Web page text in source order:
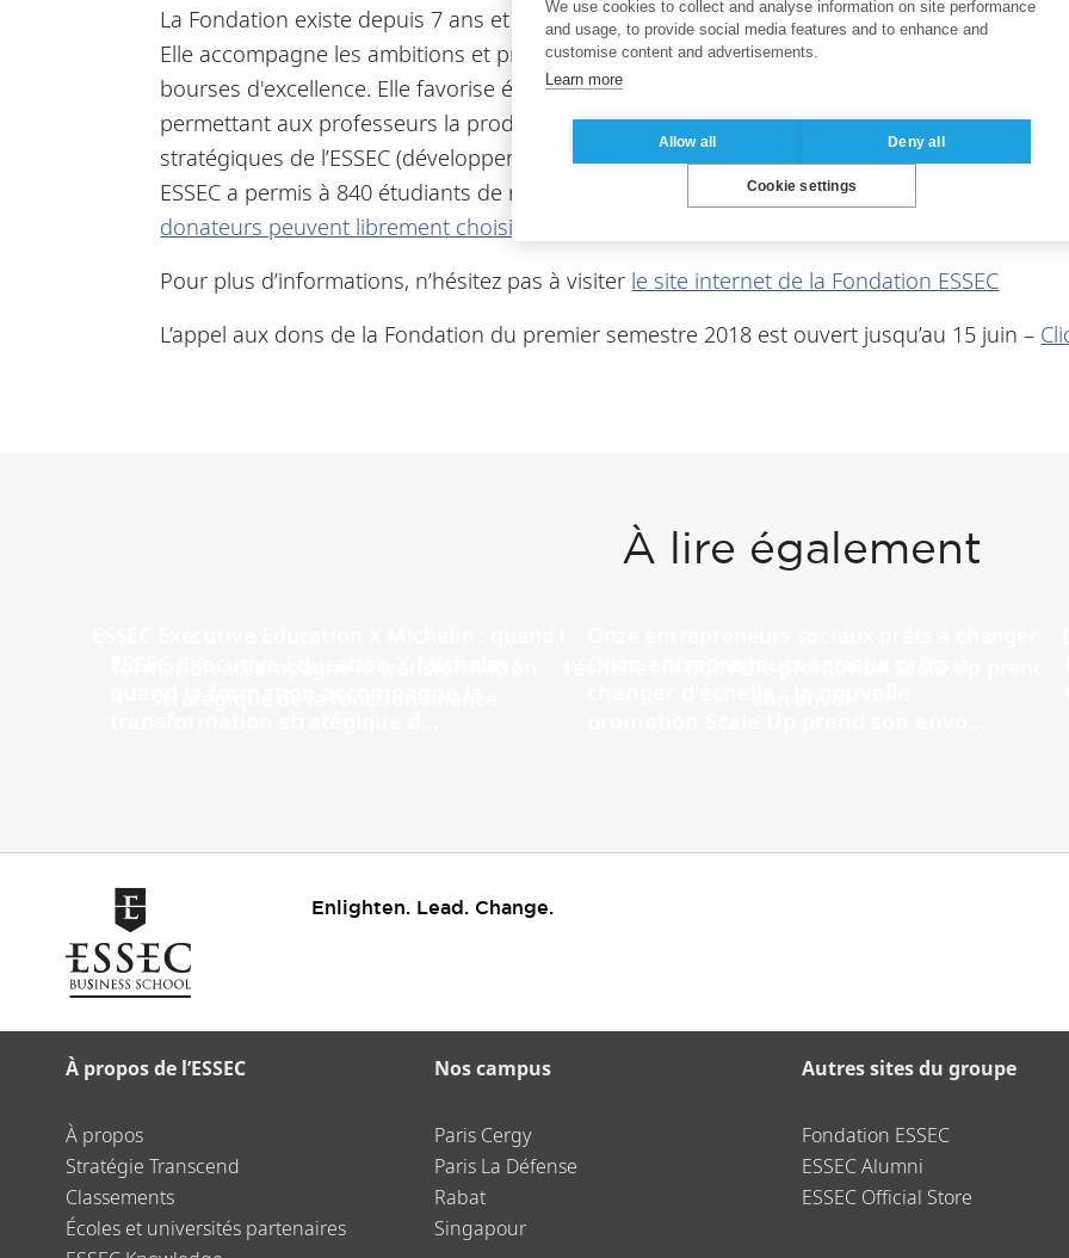
La Fondation existe depuis 7 ans et est amenée à jouer un rôle de plus en plus important
Elle accompagne les ambitions et projets de l’ESSEC et de ses étudiants. Ainsi, elle
bourses d'excellence. Elle favorise également l’émergence de nouveaux chercheurs et
permettant aux professeurs la production et le partage de connaissances. Enfin, elle
stratégiques de l’ESSEC (développement international, restauration du bâtiment, digital,
ESSEC a permis à 840 étudiants de recevoir une bourse et récompensé 37 professeurs
donateurs peuvent librement choisir
Pour plus d’informations, n’hésitez pas à visiter le site internet de la Fondation ESSEC
L’appel aux dons de la Fondation du premier semestre 2018 est ouvert jusqu’au 15 juin –
À lire également
Enlighten. Lead. Change.
À propos de l’ESSEC
À propos
Stratégie Transcend
Classements
Écoles et universités partenaires
Nos campus
Paris Cergy
Paris La Défense
Rabat
Singapour
Autres sites du groupe
Fondation ESSEC
ESSEC Alumni
ESSEC Official Store
We use cookies to collect and analyse information on site performance
and usage, to provide social media features and to enhance and
customise content and advertisements.
Learn more
Allow all Deny all
Cookie settings